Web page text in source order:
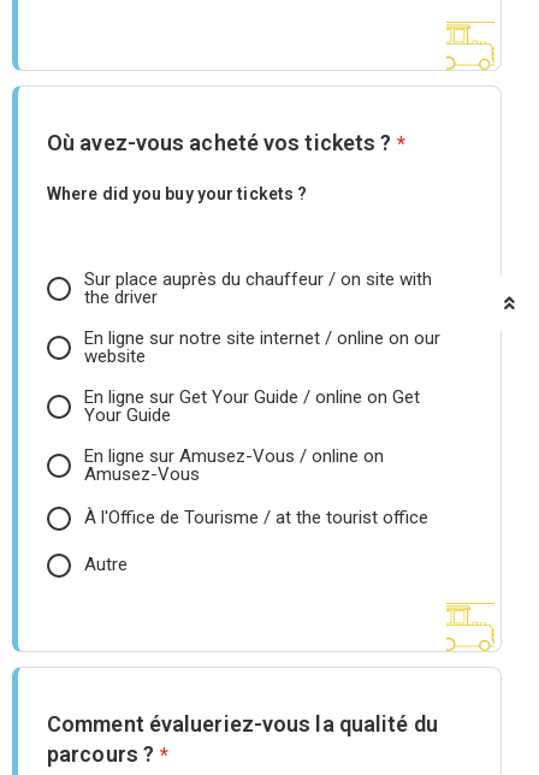
Où avez-vous acheté vos tickets ? *
Where did you buy your tickets ?
Sur place auprès du chauffeur / on site with
the driver
En ligne sur notre site internet / online on our
website
En ligne sur Get Your Guide / online on Get
Your Guide
En ligne sur Amusez-Vous / online on
Amusez-Vous
À l'Office de Tourisme / at the tourist office
Autre
Comment évalueriez-vous la qualité du
parcours ? *